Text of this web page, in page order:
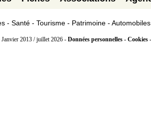
- Santé - Tourisme - Patrimoine - Automobiles
2013 / juillet 2026 - Données personnelles - Cookies